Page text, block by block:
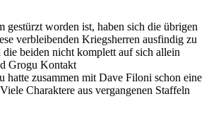
worden ist, haben sich die übrigen
verbleibenden Kriegsherren ausfindig zu
beiden nicht komplett auf sich allein
Grogu Kontakt
hatte zusammen mit Dave Filoni schon eine
Charaktere aus vergangenen Staffeln